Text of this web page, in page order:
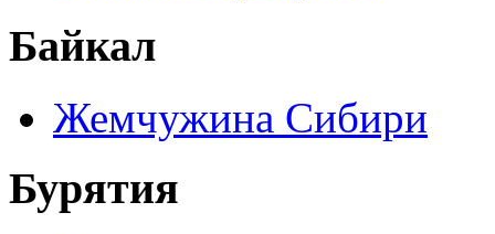
Байкал
Жемчужина Сибири
Бурятия